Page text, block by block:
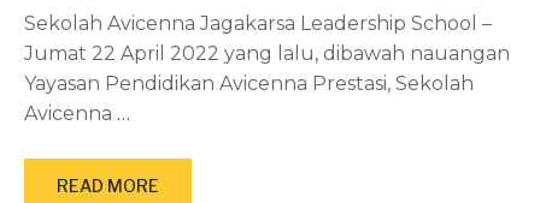
Sekolah Avicenna Jagakarsa Leadership School –
Jumat 22 April 2022 yang lalu, dibawah nauangan
Yayasan Pendidikan Avicenna Prestasi, Sekolah
Avicenna …
READ MORE